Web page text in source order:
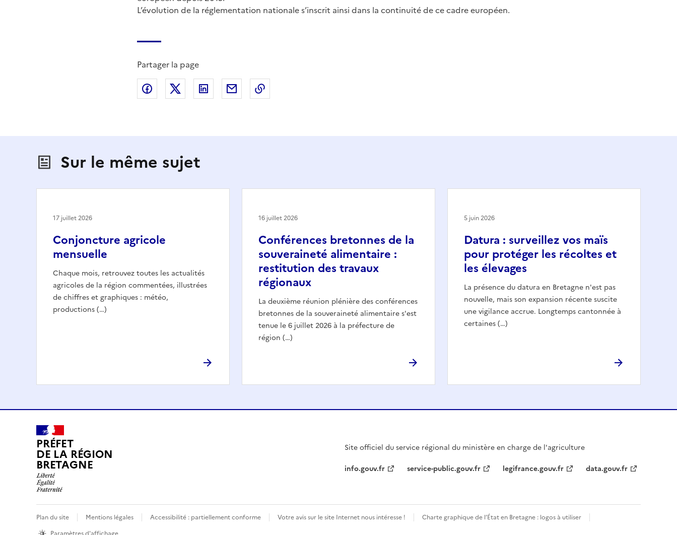
L’évolution de la réglementation nationale s’inscrit ainsi dans la continuité de ce cadre européen.
Partager la page
Partager sur Facebook
Partager sur X (anciennement Twitter)
Partager sur LinkedIn
Partager par email
Sur le même sujet
Conjoncture agricole
mensuelle
Chaque mois, retrouvez toutes les actualités
agricoles de la région commentées, illustrées
de chiffres et graphiques : météo,
productions (…)
17 juillet 2026
Conférences bretonnes de la
souveraineté alimentaire :
restitution des travaux
régionaux
La deuxième réunion plénière des conférences
bretonnes de la souveraineté alimentaire s'est
tenue le 6 juillet 2026 à la préfecture de
région (…)
16 juillet 2026
Datura : surveillez vos maïs
pour protéger les récoltes et
les élevages
La présence du datura en Bretagne n'est pas
nouvelle, mais son expansion récente suscite
une vigilance accrue. Longtemps cantonnée à
certaines (…)
5 juin 2026
PRÉFET
DE LA RÉGION
BRETAGNE
Site officiel du service régional du ministère en charge de l'agriculture
info.gouv.fr
service-public.gouv.fr legifrance.gouv.fr data.gouv.fr
Plan du site Mentions légales Accessibilité : partiellement conforme Votre avis sur le site Internet nous intéresse !
Charte graphique de l’État en Bretagne : logos à utiliser